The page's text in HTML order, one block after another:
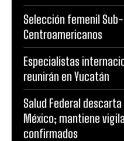
Selección femenil
Centroamericanos
Especialistas
reunirán en Yucatán
Salud Federal
México; mantiene
confirmados